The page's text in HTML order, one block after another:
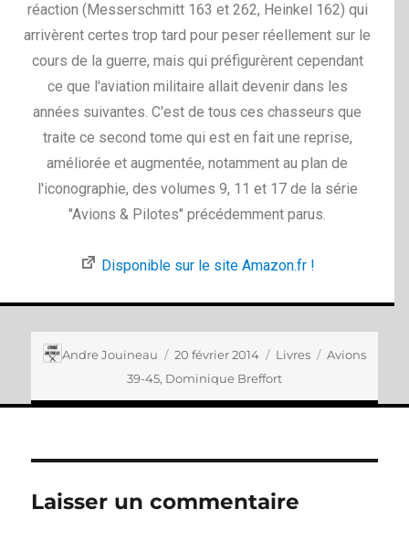
réaction (Messerschmitt 163 et 262, Heinkel 162) qui
arrivèrent certes trop tard pour peser réellement sur le
cours de la guerre, mais qui préfigurèrent cependant
ce que l'aviation militaire allait devenir dans les
années suivantes. C'est de tous ces chasseurs que
traite ce second tome qui est en fait une reprise,
améliorée et augmentée, notamment au plan de
l'iconographie, des volumes 9, 11 et 17 de la série
"Avions & Pilotes" précédemment parus.
Disponible sur le site Amazon.fr !
Andre Jouineau 20 février 2014 Livres
Avions
39-45, Dominique Breffort
Laisser un commentaire